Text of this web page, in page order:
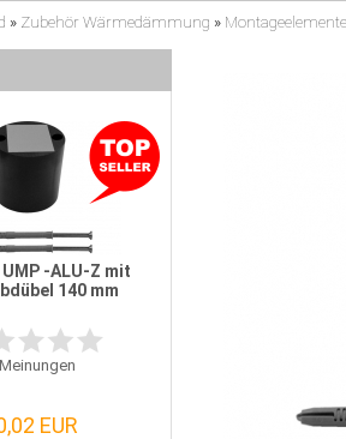
» Zubehör Wärmedämmung » Montageelemente
-ALU-Z mit
140 mm
EUR